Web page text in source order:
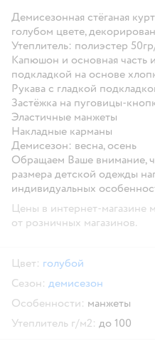
Демисезонная стёганая
голубом цвете,
Утеплитель: полиэстер
Капюшон и основная часть
подкладкой на основе
Рукава с гладкой
Застёжка на пуговицы-
Эластичные манжеты
Накладные карманы
Демисезон: весна, осень
Обращаем Ваше внимание,
размера детской одежды
индивидуальных
Цены в интернет-магазине
от розничных магазинов.
Цвет: голубой
Сезон: демисезон
Особенности: манжеты
Утеплитель г/м2: до 100